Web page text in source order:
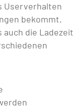
Userverhalten
bekommt.
die Ladezeit